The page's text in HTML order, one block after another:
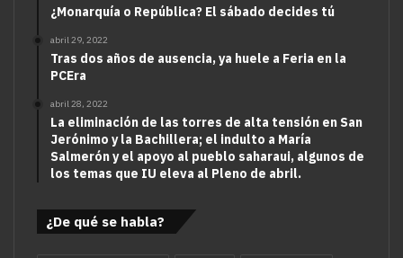
¿Monarquía o República? El sábado decides tú
abril 29, 2022
Tras dos años de ausencia, ya huele a Feria en la
PCEra
abril 28, 2022
La eliminación de las torres de alta tensión en San
Jerónimo y la Bachillera; el indulto a María
Salmerón y el apoyo al pueblo saharaui, algunos de
los temas que IU eleva al Pleno de abril.
¿De qué se habla?